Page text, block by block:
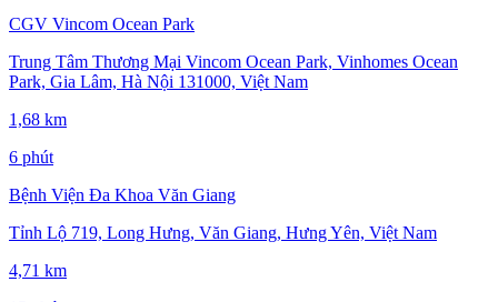
CGV Vincom Ocean Park
Trung Tâm Thương Mại Vincom Ocean Park, Vinhomes Ocean
Park, Gia Lâm, Hà Nội 131000, Việt Nam
1,68 km
6 phút
Bệnh Viện Đa Khoa Văn Giang
Tỉnh Lộ 719, Long Hưng, Văn Giang, Hưng Yên, Việt Nam
4,71 km